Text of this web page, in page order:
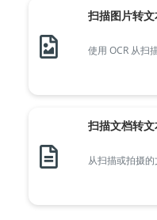
扫描图片转
使用 OCR 从扫
扫描文档转
从扫描或拍摄的